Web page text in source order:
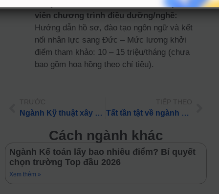
Chuyên viên tư vấn du học và điều phối
viên chương trình điều dưỡng/nghề:
Hướng dẫn hồ sơ, đào tạo ngôn ngữ và kết
nối nhân lực sang Đức – Mức lương khởi
điểm tham khảo: 10 – 15 triệu/tháng (chưa
bao gồm hoa hồng theo chỉ tiêu).
Ngành Kỹ thuật xây dựng công trình thủy lấy bao nhiêu điểm? Bí quyết chọn trường Top đầu 2026 Tất tần tật về ngành Ngôn ngữ Nhật: Học phí, điểm chuẩn & việc làm 2026
Cách ngành khác
Ngành Kế toán lấy bao nhiêu điểm? Bí quyết
chọn trường Top đầu 2026
Xem thêm »